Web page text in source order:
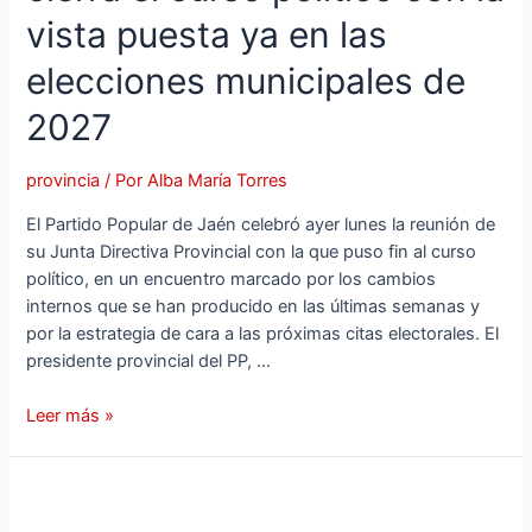
Empleo
tras
la
remodelación
Gobierno
vista puesta ya en las
elecciones municipales de
2027
provincia / PorAlba María Torres
El Partido Popular de Jaén celebró ayer lunes la reunión de
su Junta Directiva Provincial con la que puso fin al curso
político, en un encuentro marcado por los cambios
internos que se han producido en las últimas semanas y
por la estrategia de cara a las próximas citas electorales. El
presidente provincial del PP, …
El
Leer más »